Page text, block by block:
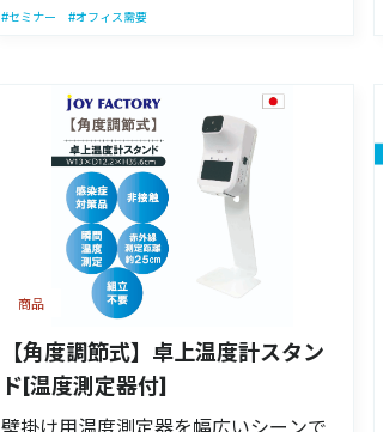
会社)』 〇適合商品 ・『エスミール
用/5L(サラヤ株式会社)』 ・『ヒビスコ
ールSH/5L(サラヤ株式会社)』 ・『ア
ルボナース/4L(株式会社アルボース)』
×不適合商品 ・『アルティ―75/5L(シ
ーバイエス株式会社)』 ・『フードケア
75/5L(株式会社ブリーズ)』 ・『サニッ
シュ60/5L(シーバイエス株式会社)』 ・
『フードケア65/5L(令和薬品工業株式
会社)』 ※弊社調べ(2021.5.22時点) ※
上記以外のアルコールの適合可否は分
かりかねます。ご了承ください。
サイズ】幅27cm×奥行41.3cm×高さ
【意匠登録】第1688143号(D-PAT)
【適合ボトルサイズ】5リットルの大容
量容器(詰め替えボトル)に対応しており
ます。 【商品サイズ】幅27cm×奥行
41.3cm×高さ114cm 【商品重量】約
7.7kg(アルコールは含まない) 【材質】
スチール製(ペダル：ステンレス) 【製
造国】日本製 【付属品】本体1個、温度
計、モバイルバッテリー、組立用工
具、ポンプ固定用マジックテープ、ペ
#セミナー #オフィス需要
【角度調節式】卓上温度計スタン
ド[温度測定器付]
壁掛け用温度測定器を幅広いシーンで
商品